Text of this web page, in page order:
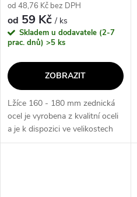
od 48,76 Kč bez DPH
od 59 Kč/ ks
Skladem u dodavatele (2-7
prac. dnů) >5 ks
ZOBRAZIT
Lžíce 160 - 180 mm zednická
ocel je vyrobena z kvalitní oceli
a je k dispozici ve velikostech
160 mm a 180 mm. Její